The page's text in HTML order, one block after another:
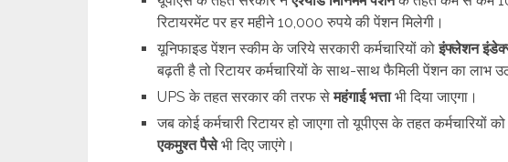
र‍िटायरमेंट पर हर महीने 10,000 रुपये की पेंशन मिलेगी।
यूनिफाइड पेंशन स्कीम के जरिये सरकारी कर्मचारियों कोइंफ्लेशन
बढ़ती है तो र‍िटायर कर्मचार‍ियों के साथ-साथ फैमिली पेंशन का लाभ
UPS के तहत सरकार की तरफ सेमहंगाई भत्ताभी दिया जाएगा।
जब कोई कर्मचारी रिटायर हो जाएगा तो यूपीएस के तहत कर्मचारियों
एकमुश्त पैसेभी दिए जाएंगे।